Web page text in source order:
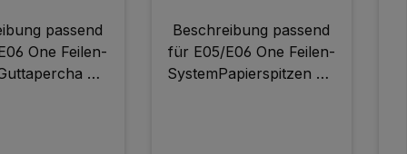
passend
One Feilen-
mit
Beschreibung passend
für E05/E06 One Feilen-
SystemPapierspitzen mit